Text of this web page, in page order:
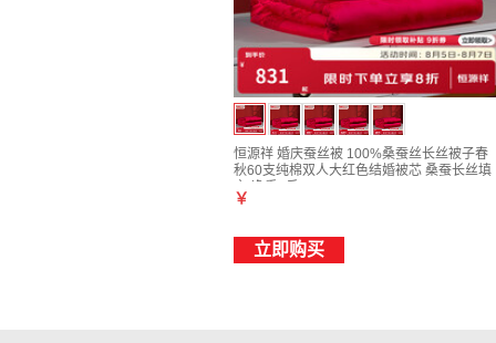
恒源祥 婚庆蚕丝被 100%桑蚕丝长丝被子春
秋60支纯棉双人大红色结婚被芯 桑蚕长丝填
￥
立即购买